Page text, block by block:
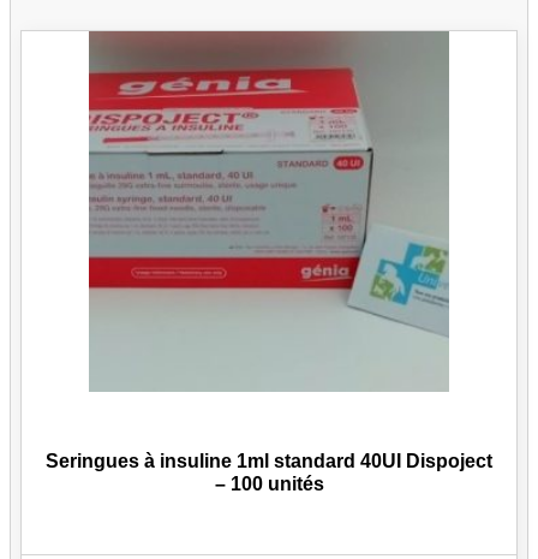
Seringues à insuline 1ml standard 40UI Dispoject
– 100 unités